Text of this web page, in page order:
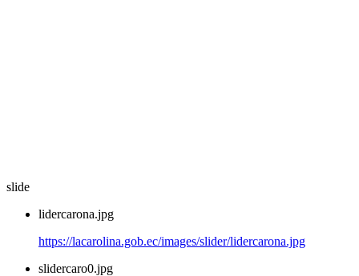
slide
lidercarona.jpg
https://lacarolina.gob.ec/images/slider/lidercarona.jpg
slidercaro0.jpg